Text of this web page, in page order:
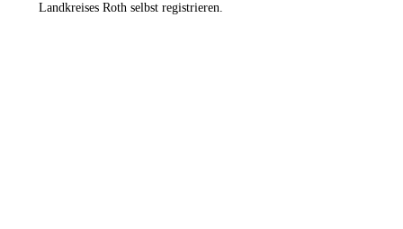
Landkreises Roth selbst registrieren.